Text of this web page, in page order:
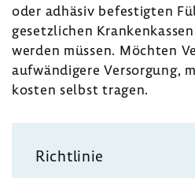
oder adhäsiv befes­tigten
gesetz­li­chen
werden müssen. Möchten
aufwän­di­gere Versor­gung,
kosten selbst tragen.
Richt­linie